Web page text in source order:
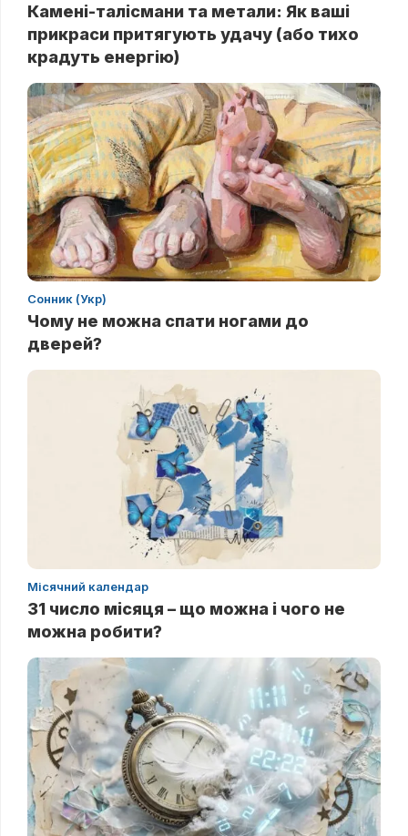
Камені-талісмани та метали: Як ваші
прикраси притягують удачу (або тихо
крадуть енергію)
Сонник (Укр)
Чому не можна спати ногами до
дверей?
Місячний календар
31 число місяця – що можна і чого не
можна робити?